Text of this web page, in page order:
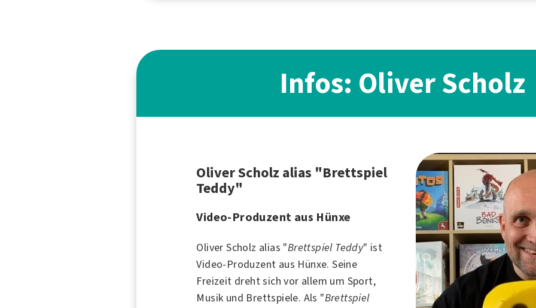
Infos: Oliver Scholz
Oliver Scholz alias "Brettspiel
Teddy"
Video-Produzent aus Hünxe
Oliver Scholz alias "Brettspiel Teddy" ist
Video-Produzent aus Hünxe. Seine
Freizeit dreht sich vor allem um Sport,
Musik und Brettspiele. Als "Brettspiel